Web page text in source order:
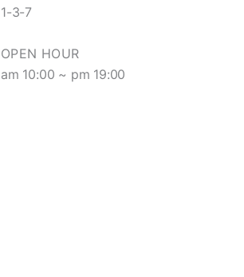
1-3-7
OPEN HOUR
am 10:00 ~ pm 19:00